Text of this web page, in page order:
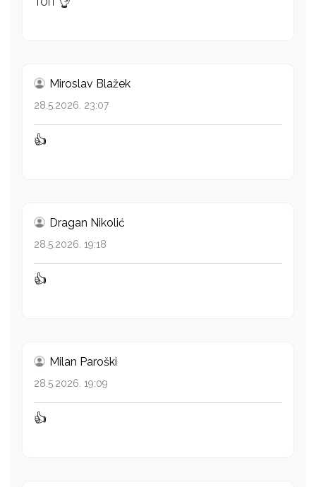
Miroslav Blažek
28.5.2026. 23:07
👍
Dragan Nikolić
28.5.2026. 19:18
👍
Milan Paroški
28.5.2026. 19:09
👍